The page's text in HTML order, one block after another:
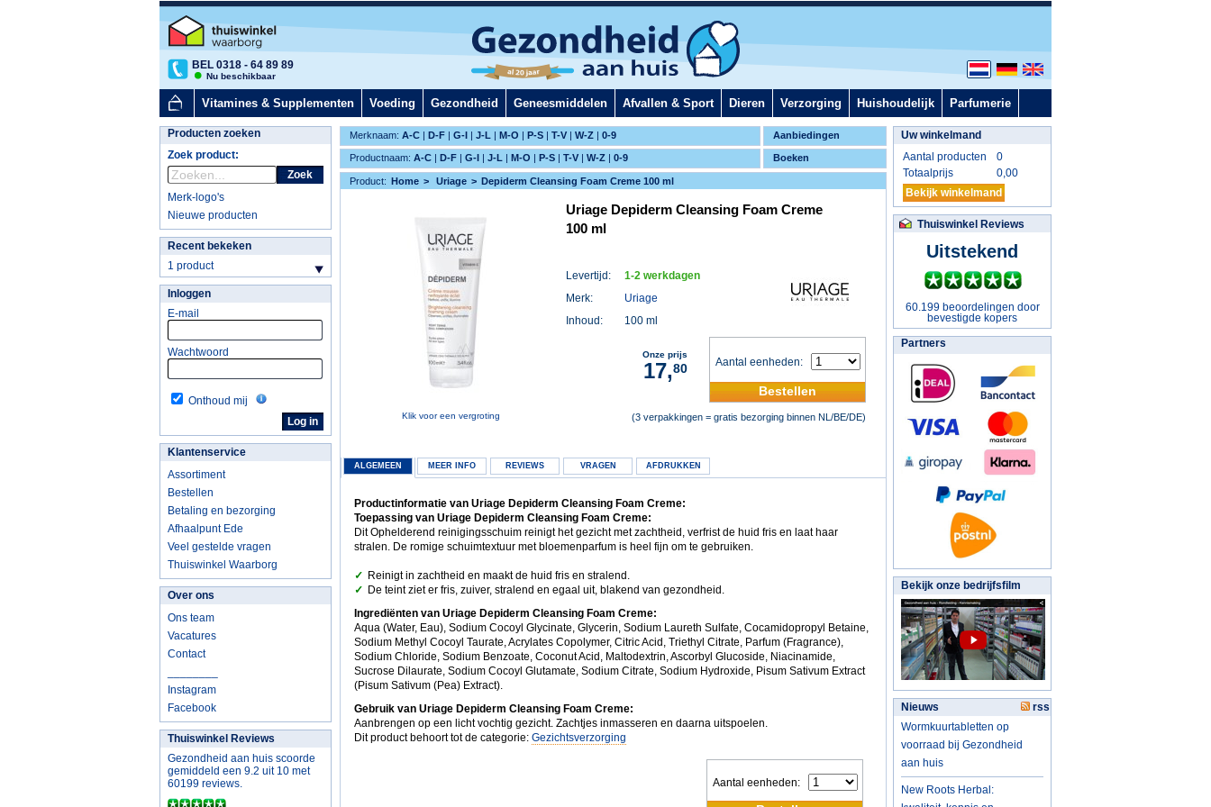
BEL 0318 - 64 89 89
Nu beschikbaar
Vitamines & Supplementen Voeding Gezondheid Geneesmiddelen Afvallen & Sport Dieren Verzorging Huishoudelijk Parfumerie
Aanbiedingen
Merknaam: A-C | D-F | G-I | J-L | M-O | P-S | T-V | W-Z | 0-9
Boeken
Productnaam: A-C | D-F | G-I | J-L | M-O | P-S | T-V | W-Z | 0-9
Producten zoeken
Zoek product:
Zoek
Merk-logo's
Nieuwe producten
Recent bekeken
1 product
Inloggen
E-mail
Wachtwoord
Onthoud mij
Klantenservice
Assortiment
Bestellen
Betaling en bezorging
Afhaalpunt Ede
Veel gestelde vragen
Thuiswinkel Waarborg
Over ons
Ons team
Vacatures
Contact
Instagram
Facebook
Thuiswinkel Reviews
Gezondheid aan huis scoorde
gemiddeld een 9.2 uit 10 met
60199 reviews.
Product: Home Uriage Depiderm Cleansing Foam Creme 100 ml
Klik voor een vergroting
Uriage Depiderm Cleansing Foam Creme
100 ml
Levertijd:
1-2 werkdagen
Merk:
Uriage
Inhoud:
100 ml
Aantal eenheden:
Bestellen
Onze prijs
17,80
(3 verpakkingen = gratis bezorging binnen NL/BE/DE)
ALGEMEEN MEER INFO REVIEWS VRAGEN AFDRUKKEN
Productinformatie van Uriage Depiderm Cleansing Foam Creme:
Toepassing van Uriage Depiderm Cleansing Foam Creme:
Dit Ophelderend reinigingsschuim reinigt het gezicht met zachtheid, verfrist de huid fris en laat haar
stralen. De romige schuimtextuur met bloemenparfum is heel fijn om te gebruiken.
✓ Reinigt in zachtheid en maakt de huid fris en stralend.
✓ De teint ziet er fris, zuiver, stralend en egaal uit, blakend van gezondheid.
Ingrediënten van Uriage Depiderm Cleansing Foam Creme:
Aqua (Water, Eau), Sodium Cocoyl Glycinate, Glycerin, Sodium Laureth Sulfate, Cocamidopropyl Betaine,
Sodium Methyl Cocoyl Taurate, Acrylates Copolymer, Citric Acid, Triethyl Citrate, Parfum (Fragrance),
Sodium Chloride, Sodium Benzoate, Coconut Acid, Maltodextrin, Ascorbyl Glucoside, Niacinamide,
Sucrose Dilaurate, Sodium Cocoyl Glutamate, Sodium Citrate, Sodium Hydroxide, Pisum Sativum Extract
(Pisum Sativum (Pea) Extract).
Gebruik van Uriage Depiderm Cleansing Foam Creme:
Aanbrengen op een licht vochtig gezicht. Zachtjes inmasseren en daarna uitspoelen.
Dit product behoort tot de categorie: Gezichtsverzorging
Aantal eenheden:
Uw winkelmand
Aantal producten
0
Totaalprijs
0,00
Bekijk winkelmand
Thuiswinkel Reviews
Uitstekend
60.199 beoordelingen door
bevestigde kopers
Partners
Bekijk onze bedrijfsfilm
Nieuws
rss
Wormkuurtabletten op
voorraad bij Gezondheid
aan huis
New Roots Herbal: